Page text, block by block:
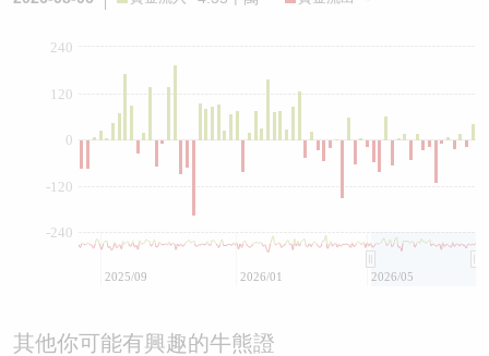
0
-240
-120
120
240
2025/09 2026/01 2026/05
其他你可能有興趣的牛熊證